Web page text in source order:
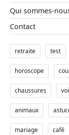
Qui sommes-
Contact
retraite test
horoscope
chaussures
animaux
mariage café